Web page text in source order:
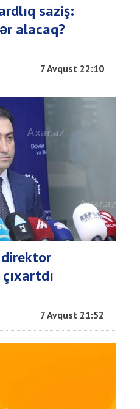
saziş:
alacaq?
7 Avqust 22:10
7 Avqust 21:52